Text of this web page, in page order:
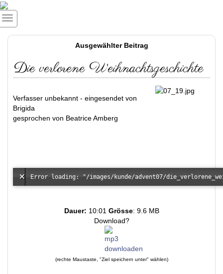
Ausgewählter Beitrag
Die verlorene Weihnachtsgeschichte
Verfasser unbekannt - eingesendet von
Brigida
gesprochen von Beatrice Amberg
Dauer: 10:01 Grösse: 9.6 MB
Download?
(rechte Maustaste, "Ziel speichern unter" wählen)